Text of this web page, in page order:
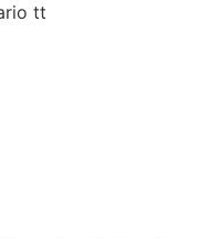
tt